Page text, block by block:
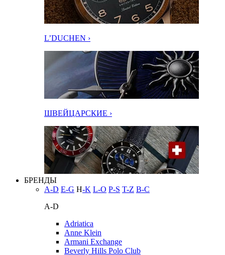
L’DUCHEN ›
ШВЕЙЦАРСКИЕ ›
БРЕНДЫ
A-D E-G H-K L-O P-S T-Z В-С
A-D
Adriatica
Anne Klein
Armani Exchange
Beverly Hills Polo Club